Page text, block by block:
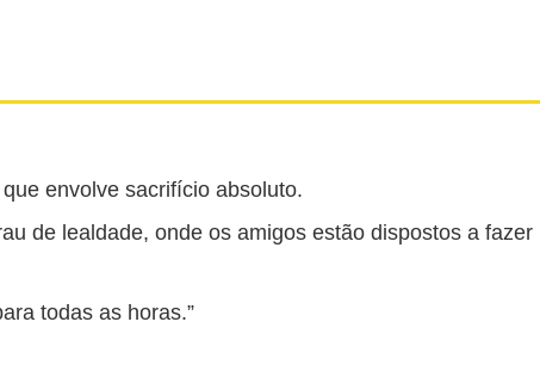
envolve sacrifício absoluto.
de lealdade, onde os amigos estão dispostos a fazer
todas as horas.”